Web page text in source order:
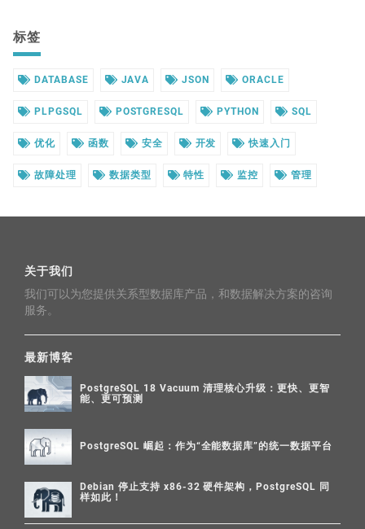
标签
DATABASE JAVA JSON ORACLE
PLPGSQL POSTGRESQL PYTHON SQL
优化 函数 安全 开发 快速入门
故障处理 数据类型 特性 监控 管理
关于我们
我们可以为您提供关系型数据库产品，和数据解决方案的咨询
服务。
最新博客
PostgreSQL 18 Vacuum 清理核心升级：更快、更智
能、更可预测
PostgreSQL 崛起：作为“全能数据库”的统一数据平台
Debian 停止支持 x86-32 硬件架构，PostgreSQL 同
样如此！